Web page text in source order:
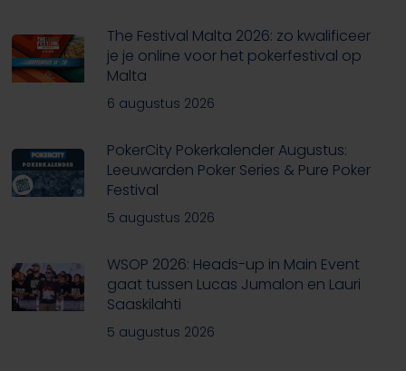
The Festival Malta 2026: zo kwalificeer
je je online voor het pokerfestival op
Malta
6 augustus 2026
PokerCity Pokerkalender Augustus:
Leeuwarden Poker Series & Pure Poker
Festival
5 augustus 2026
WSOP 2026: Heads-up in Main Event
gaat tussen Lucas Jumalon en Lauri
Saaskilahti
5 augustus 2026